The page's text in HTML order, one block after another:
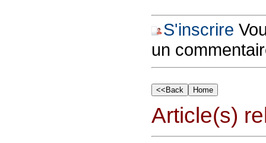
S'inscrire
un
Article(s)